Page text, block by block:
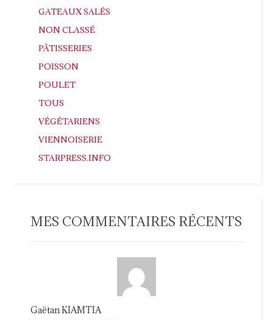
GATEAUX SALÉS
NON CLASSÉ
PÂTISSERIES
POISSON
POULET
TOUS
VÉGÉTARIENS
VIENNOISERIE
STARPRESS.INFO
MES COMMENTAIRES RÉCENTS
Gaëtan KIAMTIA